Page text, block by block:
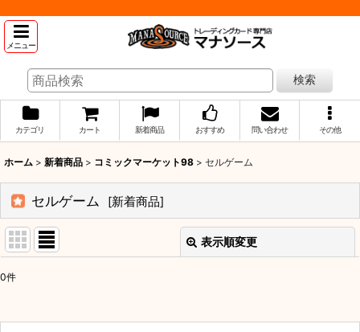
メニュー
検索
カテゴリ カート 新着商品 おすすめ 問い合わせ その他
ホーム > 新着商品 > コミックマーケット98 > セルゲーム
セルゲーム [新着商品]
表示順変更
0件